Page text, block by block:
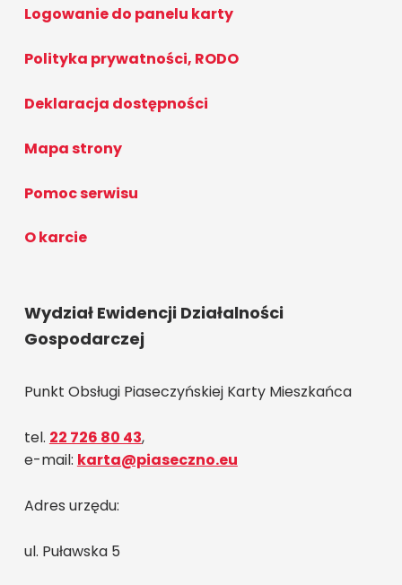
Logowanie do panelu karty
Polityka prywatności, RODO
Deklaracja dostępności
Mapa strony
Pomoc serwisu
O karcie
Wydział Ewidencji Działalności
Gospodarczej
Punkt Obsługi Piaseczyńskiej Karty Mieszkańca
tel. 22 726 80 43,
e-mail: karta@piaseczno.eu
Adres urzędu:
ul. Puławska 5